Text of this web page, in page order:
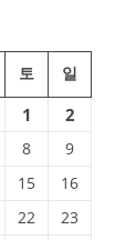
토 일
1 2
8
9
15
16
22
23